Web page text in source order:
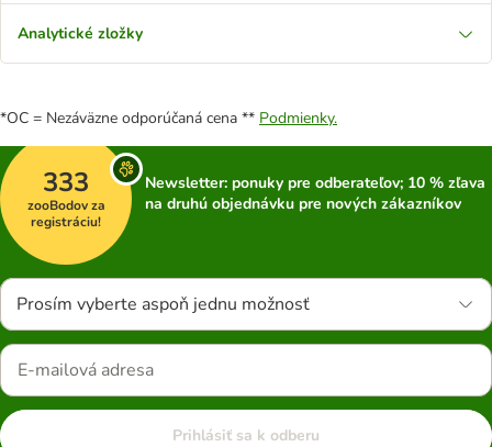
Analytické zložky
*OC = Nezáväzne odporúčaná cena ** Podmienky.
333
zooBodov za
registráciu!
Newsletter: ponuky pre odberateľov; 10 % zľava
na druhú objednávku pre nových zákazníkov
Prosím vyberte aspoň jednu možnosť
Prihlásiť sa k odberu